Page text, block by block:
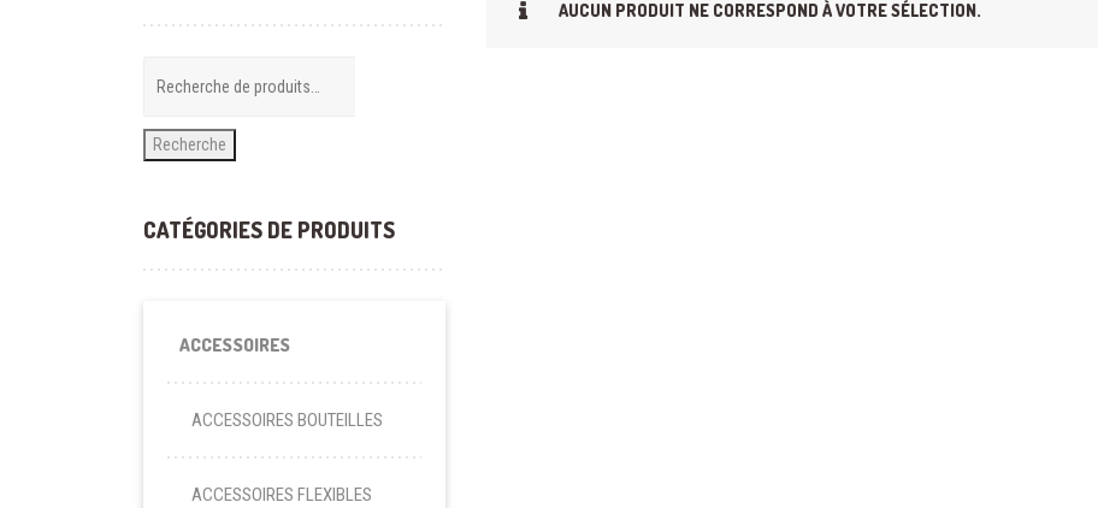
AUCUN PRODUIT NE CORRESPOND À VOTRE SÉLECTION.
Recherche
CATÉGORIES DE PRODUITS
ACCESSOIRES
ACCESSOIRES BOUTEILLES
ACCESSOIRES FLEXIBLES